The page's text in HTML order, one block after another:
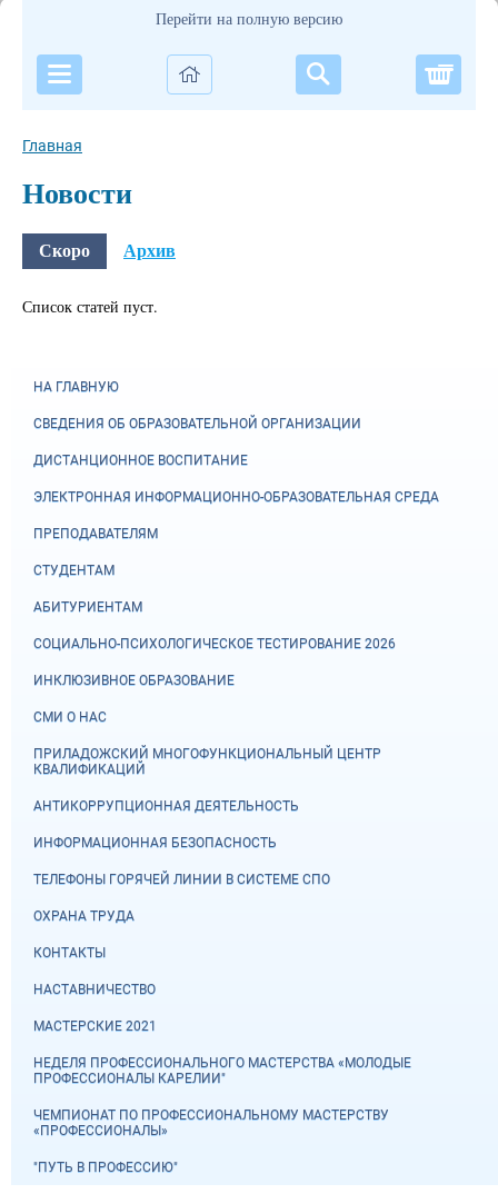
Перейти на полную версию
Главная
Новости
Скоро Архив
Список статей пуст.
НА ГЛАВНУЮ
СВЕДЕНИЯ ОБ ОБРАЗОВАТЕЛЬНОЙ ОРГАНИЗАЦИИ
ДИСТАНЦИОННОЕ ВОСПИТАНИЕ
ЭЛЕКТРОННАЯ ИНФОРМАЦИОННО-ОБРАЗОВАТЕЛЬНАЯ СРЕДА
ПРЕПОДАВАТЕЛЯМ
СТУДЕНТАМ
АБИТУРИЕНТАМ
СОЦИАЛЬНО-ПСИХОЛОГИЧЕСКОЕ ТЕСТИРОВАНИЕ 2026
ИНКЛЮЗИВНОЕ ОБРАЗОВАНИЕ
СМИ О НАС
ПРИЛАДОЖСКИЙ МНОГОФУНКЦИОНАЛЬНЫЙ ЦЕНТР
КВАЛИФИКАЦИЙ
АНТИКОРРУПЦИОННАЯ ДЕЯТЕЛЬНОСТЬ
ИНФОРМАЦИОННАЯ БЕЗОПАСНОСТЬ
ТЕЛЕФОНЫ ГОРЯЧЕЙ ЛИНИИ В СИСТЕМЕ СПО
ОХРАНА ТРУДА
КОНТАКТЫ
НАСТАВНИЧЕСТВО
МАСТЕРСКИЕ 2021
НЕДЕЛЯ ПРОФЕССИОНАЛЬНОГО МАСТЕРСТВА «МОЛОДЫЕ
ПРОФЕССИОНАЛЫ КАРЕЛИИ"
ЧЕМПИОНАТ ПО ПРОФЕССИОНАЛЬНОМУ МАСТЕРСТВУ
«ПРОФЕССИОНАЛЫ»
"ПУТЬ В ПРОФЕССИЮ"